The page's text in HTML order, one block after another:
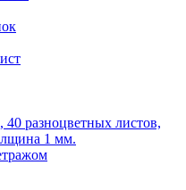
40 разноцветных листов,
1 мм.